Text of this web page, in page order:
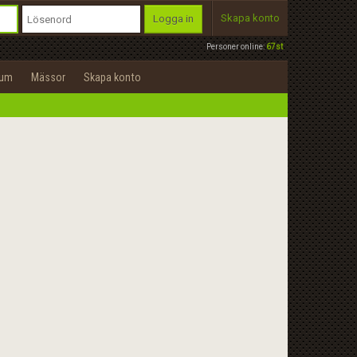
Personer online:67st
Logga in Skapa konto
Mässor Skapa konto